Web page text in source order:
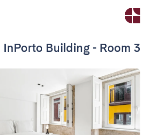
InPorto Building - Room 3